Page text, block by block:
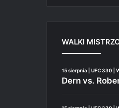
WALKI
15 sierpnia | UFC 330 |
Dern vs.